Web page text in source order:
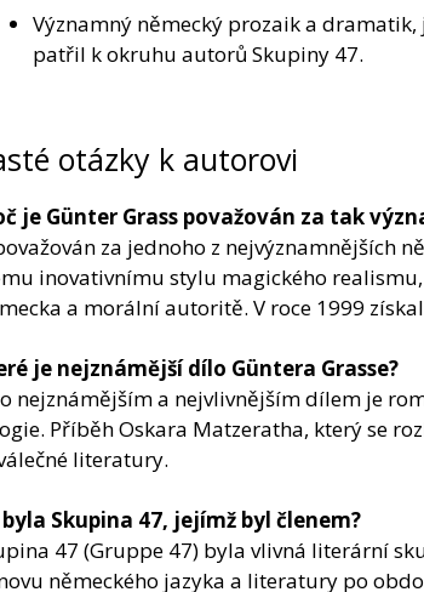
Významný německý prozaik a
patřil k okruhu autorů Skupiny 47.
otázky k autorovi
je Günter Grass považován za tak
za jednoho z nejvýznamnějších
inovativnímu stylu magického
a morální autoritě. V roce 1999
je nejznámější dílo Güntera Grasse?
nejznámějším a nejvlivnějším dílem je
Příběh Oskara Matzeratha, který se
literatury.
byla Skupina 47, jejímž byl členem?
47 (Gruppe 47) byla vlivná literární
německého jazyka a literatury po